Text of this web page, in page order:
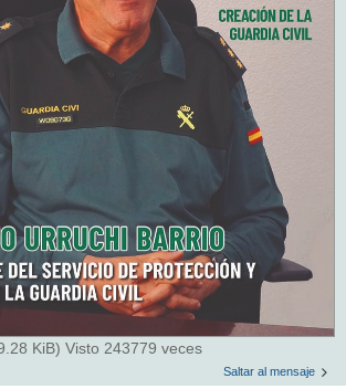
KiB) Visto 243779 veces
Saltar al mensaje